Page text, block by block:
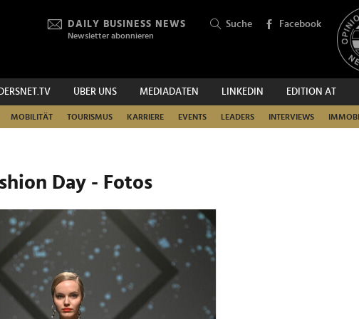
DAILY BUSINESS NEWS
Newsletter abonnieren
Suche Facebook
ÜBER UNS MEDIADATEN LINKEDIN EDITION AT
MOBILITÄT TOURISMUS KARRIERE EVENTS LEADERS INTERVIEWS
SUCHEN
Day - Fotos